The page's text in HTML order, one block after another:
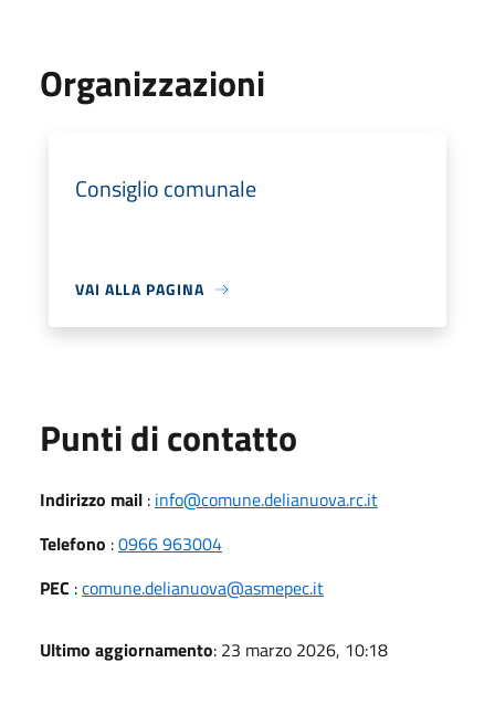
Organizzazioni
Consiglio comunale
VAI ALLA PAGINA
Punti di contatto
Indirizzo mail : info@comune.delianuova.rc.it
Telefono :0966 963004
PEC :comune.delianuova@asmepec.it
Ultimo aggiornamento: 23 marzo 2026, 10:18